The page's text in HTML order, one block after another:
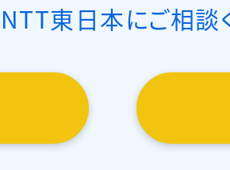
NTT東日本にご相談